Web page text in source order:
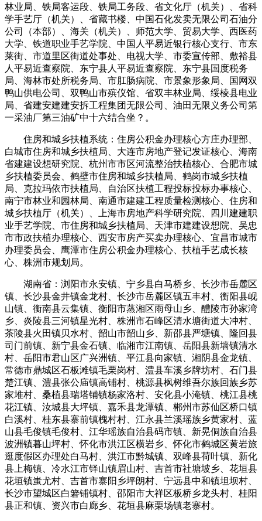
林业局、铁局客运段、铁局工务段、省文化厅（机关）、省科
学手艺厅（机关）、省藏书楼、中国石化发卖无限公司石油分
公司（本部）、海关（机关）、师范大学、贸易大学、西医药
大学、铁道职业手艺学院、中国人平易近银行核心支行、市东
莱街、市道里区街道处事处、电视大学、市委宣传部、敷裕县
人平易近查察院、东宁县人平易近查察院、东宁县国度税务
局、海林市处所税务局、市肛肠病院、市景象形象局、国网双
鸭山供电公司、双鸭山市殡仪馆、省双丰林业局、绥棱县电业
局、省建安建建安拆工程集团无限公司、油田无限义务公司第
一采油厂第三油矿中十六结合坐？。
住房和城乡扶植系统：住房公积金办理核心方庄办理部、
白城市住房和城乡扶植局、大连市房地产登记发证核心、海南
省建建设想研究院、杭州市市区河流整治扶植核心、合肥市城
乡扶植委员会、鹤壁市住房和城乡扶植局、鹤岗市城乡扶植
局、克拉玛依市扶植局、自治区扶植工程投标投标办事核心、
南宁市林业和园林局、南通市建建工程质量检测核心、住房和
城乡扶植厅（机关）、上海市房地产科学研究院、四川建建职
业手艺学院、市住房和城乡扶植局、天津市建建设想院、吴忠
市市政扶植办理核心、西安市房产买卖办理核心、宜昌市城市
办理委员会、鹰潭市住房公积金办理核心、扶植手艺成长核
心、株洲市规划局。
湖南省：浏阳市永安镇、宁乡县白马桥乡、长沙市岳麓区
镇、长沙县金井镇金龙村、长沙市岳麓区镇五丰村、衡阳县岘
山镇、衡南县云集镇、衡阳市蒸湘区雨母山乡、醴陵市孙家湾
乡、炎陵县三河镇星光村、株洲市石峰区清水塘街道大冲村、
茶陵县火田镇贝水村、韶山市韶山乡、新邵县严塘镇、隆回县
司门前镇、新宁县金石镇、临湘市江南镇、岳阳县新墙镇清水
村、岳阳市君山区广兴洲镇、平江县向家镇、湘阴县金龙镇、
常德市鼎城区石板滩镇毛栗岗村、澧县车溪乡牌坊村、石门县
楚江镇、澧县张公庙镇高铺村、桃源县枫树维吾尔族回族乡苏
家堆村、桑植县瑞塔铺镇杨家洛村、安化县小淹镇、桃江县桃
花江镇、汝城县大坪镇、嘉禾县龙潭镇、郴州市苏仙区桥口镇
白溪村、桂东县寨前镇槐村村、江永县兰溪瑶族乡黄家村、蓝
山县毛俊镇毛俊村、江华瑶族自治县码市镇、新晃侗族自治县
波洲镇暮山坪村、怀化市洪江区横岩乡、怀化市鹤城区黄岩旅
逛度假区办理处白马村、洪江市黔城镇、双峰县荷叶镇、新化
县上梅镇、冷水江市铎山镇眉山村、吉首市社塘坡乡、花垣县
花垣镇蚩尤村、吉首市寨阳乡坪朗村、宁远县中和镇坦坝村、
长沙市望城区白箬铺镇村、邵阳市大祥区板桥乡龙头村、桂阳
县正和镇、资兴市白廊乡、花垣县麻栗场镇老寨村。